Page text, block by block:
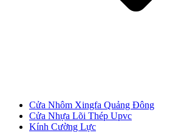
Cửa Nhựa Gỗ Sungyu Đài
Cửa Nhôm Xingfa Quảng Đông
Cửa Nhựa Lõi Thép Upvc
Kính Cường Lực